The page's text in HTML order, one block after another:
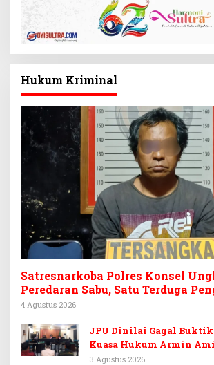
Hukum Kriminal
Satresnarkoba Polres Konsel
Peredaran Sabu, Satu Terduga
Tinanggea Ditangkap
4 Agustus 2026
JPU Dinilai Gagal
Kuasa Hukum Armin
Pledoi dan Minta Putusan
3 Agustus 2026